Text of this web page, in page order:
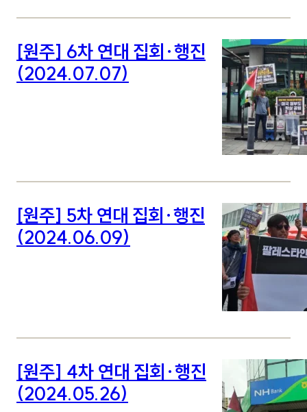
[원주] 6차 연대 집회·행진
(2024.07.07)
[원주] 5차 연대 집회·행진
(2024.06.09)
[원주] 4차 연대 집회·행진
(2024.05.26)